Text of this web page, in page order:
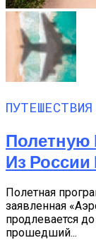
Полетную
Из
Полетная
заявленная
продлевается
прошедший...